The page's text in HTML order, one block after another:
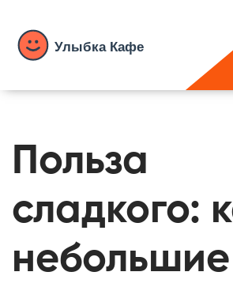
Польза
сладкого:
небольшие